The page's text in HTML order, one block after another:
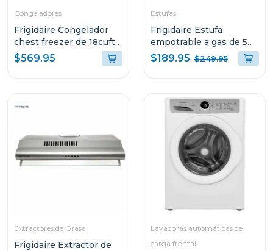
Congeladores
Frigidaire Congelador
chest freezer de 18cuft
ffc18w3
$569.95
Estufas
Frigidaire Estufa
empotrable a gas de 5
quemadores ftgc3050
$189.95 $249.95
Extractores de Grasa
Frigidaire Extractor de
Lavadoras automáticas de
carga frontal